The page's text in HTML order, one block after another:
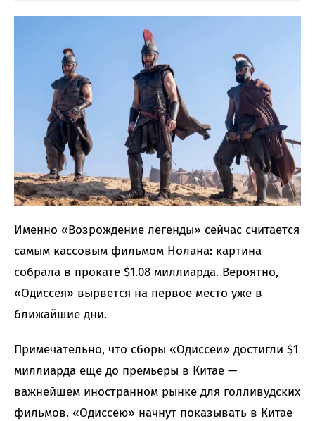
Именно «Возрождение легенды» сейчас считается
самым кассовым фильмом Нолана: картина
собрала в прокате $1.08 миллиарда. Вероятно,
«Одиссея» вырвется на первое место уже в
ближайшие дни.
Примечательно, что сборы «Одиссеи» достигли $1
миллиарда еще до премьеры в Китае —
важнейшем иностранном рынке для голливудских
фильмов. «Одиссею» начнут показывать в Китае